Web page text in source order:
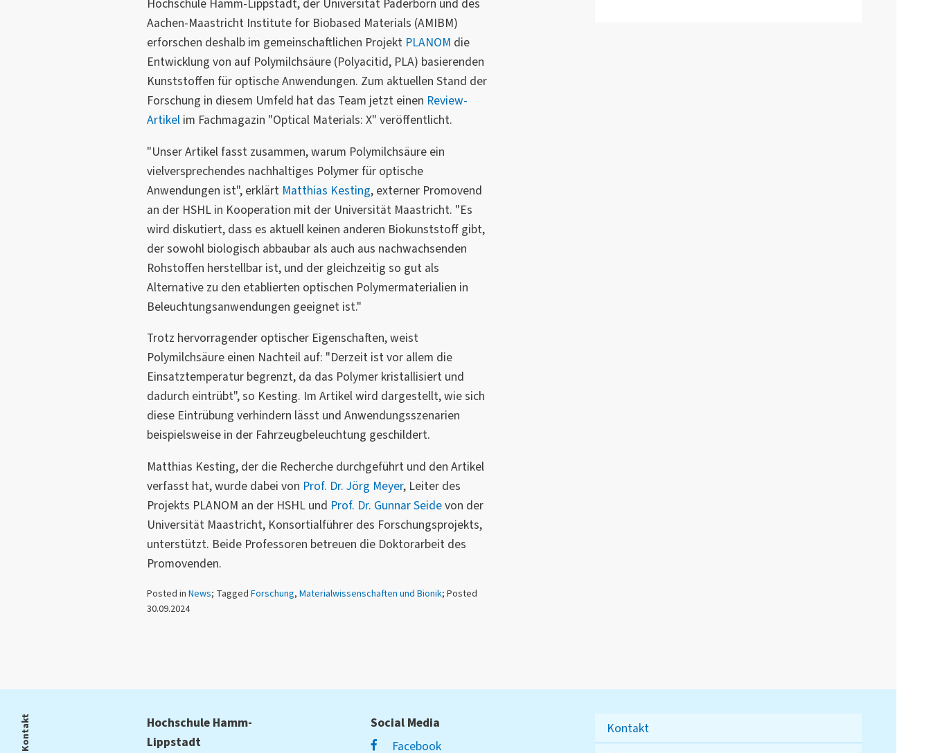
Hochschule Hamm-Lippstadt, der Universität Paderborn und des
Aachen-Maastricht Institute for Biobased Materials (AMIBM)
erforschen deshalb im gemeinschaftlichen Projekt PLANOM die
Entwicklung von auf Polymilchsäure (Polyacitid, PLA) basierenden
Kunststoffen für optische Anwendungen. Zum aktuellen Stand der
Forschung in diesem Umfeld hat das Team jetzt einen Review-
Artikelim Fachmagazin "Optical Materials: X" veröffentlicht.
"Unser Artikel fasst zusammen, warum Polymilchsäure ein
vielversprechendes nachhaltiges Polymer für optische
Anwendungen ist", erklärt Matthias Kesting, externer Promovend
an der HSHL in Kooperation mit der Universität Maastricht. "Es
wird diskutiert, dass es aktuell keinen anderen Biokunststoff gibt,
der sowohl biologisch abbaubar als auch aus nachwachsenden
Rohstoffen herstellbar ist, und der gleichzeitig so gut als
Alternative zu den etablierten optischen Polymermaterialien in
Beleuchtungsanwendungen geeignet ist."
Trotz hervorragender optischer Eigenschaften, weist
Polymilchsäure einen Nachteil auf: "Derzeit ist vor allem die
Einsatztemperatur begrenzt, da das Polymer kristallisiert und
dadurch eintrübt", so Kesting. Im Artikel wird dargestellt, wie sich
diese Eintrübung verhindern lässt und Anwendungsszenarien
beispielsweise in der Fahrzeugbeleuchtung geschildert.
Matthias Kesting, der die Recherche durchgeführt und den Artikel
verfasst hat, wurde dabei von Prof. Dr. Jörg Meyer, Leiter des
Projekts PLANOM an der HSHL und Prof. Dr. Gunnar Seidevon der
Universität Maastricht, Konsortialführer des Forschungsprojekts,
unterstützt. Beide Professoren betreuen die Doktorarbeit des
Promovenden.
Posted in News; Tagged Forschung, Materialwissenschaften und Bionik; Posted
30.09.2024
Kontakt
Hochschule Hamm-
Lippstadt
Social Media
Facebook
Kontakt